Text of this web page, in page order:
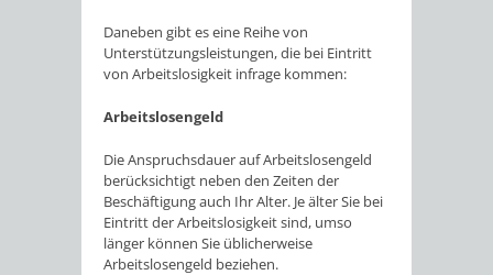
Daneben gibt es eine Reihe von
Unterstützungsleistungen, die bei Eintritt
von Arbeitslosigkeit infrage kommen:
Arbeitslosengeld
Die Anspruchsdauer auf Arbeitslosengeld
berücksichtigt neben den Zeiten der
Beschäftigung auch Ihr Alter. Je älter Sie bei
Eintritt der Arbeitslosigkeit sind, umso
länger können Sie üblicherweise
Arbeitslosengeld beziehen.